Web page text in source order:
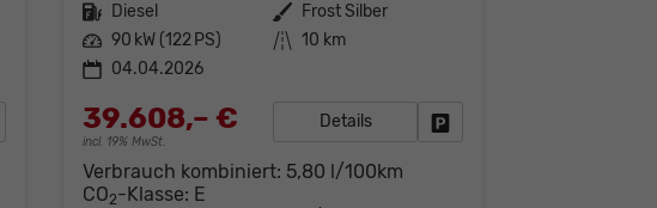
Fahrzeug parken
Kraftstoff Diesel Außenfarbe Frost Silber
Leistung 90 kW (122 PS) Kilometerstand 10 km
04.04.2026
39.608,– €
incl. 19% MwSt.
Details
Verbrauch kombiniert: 5,80 l/100km
CO2-Klasse: E